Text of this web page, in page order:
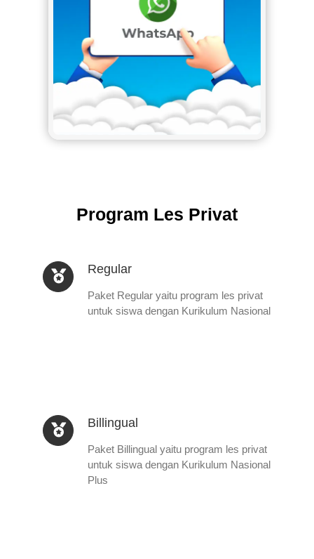
Program Les Privat
Regular
Paket Regular yaitu program les privat
untuk siswa dengan Kurikulum Nasional
Billingual
Paket Billingual yaitu program les privat
untuk siswa dengan Kurikulum Nasional
Plus